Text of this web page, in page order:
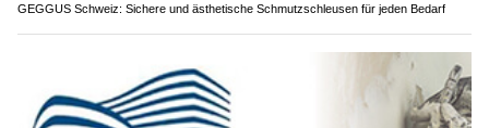
GEGGUS Schweiz: Sichere und ästhetische Schmutzschleusen für jeden Bedarf